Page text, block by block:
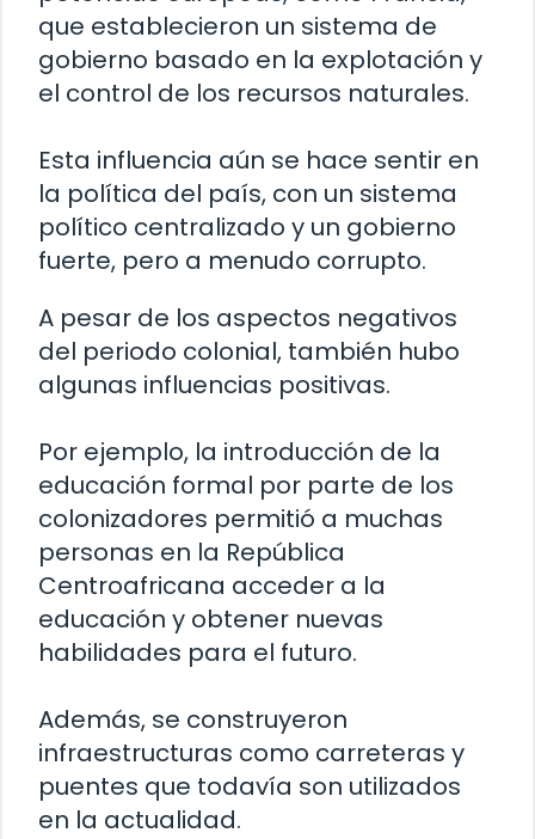
que establecieron un sistema de
gobierno basado en la explotación y
el control de los recursos naturales.
Esta influencia aún se hace sentir en
la política del país, con un sistema
político centralizado y un gobierno
fuerte, pero a menudo corrupto.
A pesar de los aspectos negativos
del periodo colonial, también hubo
algunas influencias positivas.
Por ejemplo, la introducción de la
educación formal por parte de los
colonizadores permitió a muchas
personas en la República
Centroafricana acceder a la
educación y obtener nuevas
habilidades para el futuro.
Además, se construyeron
infraestructuras como carreteras y
puentes que todavía son utilizados
en la actualidad.